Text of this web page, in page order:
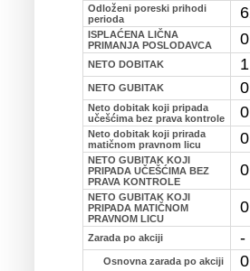
Odloženi poreski prihodi
perioda
ISPLAĆENA LIČNA
PRIMANJA POSLODAVCA
0
NETO DOBITAK
NETO GUBITAK 0
Neto dobitak koji pripada
učešćima bez prava kontrole
0
Neto dobitak koji prirada
matičnom pravnom licu
0
NETO GUBITAK KOJI
PRIPADA UČEŠĆIMA BEZ
PRAVA KONTROLE
0
NETO GUBITAK KOJI
PRIPADA MATIČNOM
PRAVNOM LICU
0
Zarada po akciji -
Osnovna zarada po akciji 0